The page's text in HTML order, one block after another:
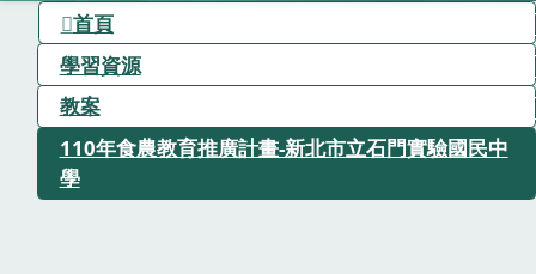
首頁
學習資源
教案
110年食農教育推廣計畫-新北市立石門實驗國民中
學